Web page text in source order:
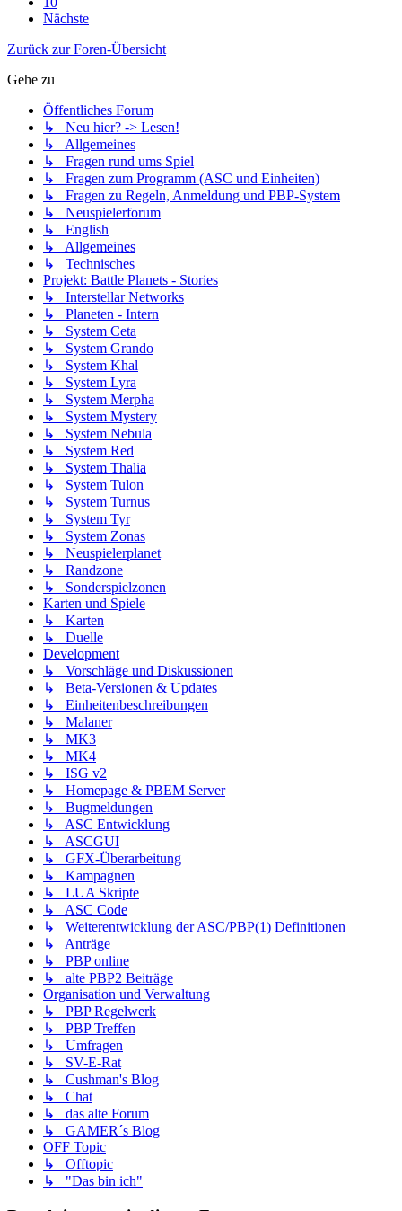
Nächste
Zurück zur Foren-Übersicht
Gehe zu
Öffentliches Forum
↳ Neu hier? -> Lesen!
↳ Allgemeines
↳ Fragen rund ums Spiel
↳ Fragen zum Programm (ASC und Einheiten)
↳ Fragen zu Regeln, Anmeldung und PBP-System
↳ Neuspielerforum
↳ English
↳ Allgemeines
↳ Technisches
Projekt: Battle Planets - Stories
↳ Interstellar Networks
↳ Planeten - Intern
↳ System Ceta
↳ System Grando
↳ System Khal
↳ System Lyra
↳ System Merpha
↳ System Mystery
↳ System Nebula
↳ System Red
↳ System Thalia
↳ System Tulon
↳ System Turnus
↳ System Tyr
↳ System Zonas
↳ Neuspielerplanet
↳ Randzone
↳ Sonderspielzonen
Karten und Spiele
↳ Karten
↳ Duelle
Development
↳ Vorschläge und Diskussionen
↳ Beta-Versionen & Updates
↳ Einheitenbeschreibungen
↳ Malaner
↳ MK3
↳ MK4
↳ ISG v2
↳ Homepage & PBEM Server
↳ Bugmeldungen
↳ ASC Entwicklung
↳ ASCGUI
↳ GFX-Überarbeitung
↳ Kampagnen
↳ LUA Skripte
↳ ASC Code
↳ Weiterentwicklung der ASC/PBP(1) Definitionen
↳ Anträge
↳ PBP online
↳ alte PBP2 Beiträge
Organisation und Verwaltung
↳ PBP Regelwerk
↳ PBP Treffen
↳ Umfragen
↳ SV-E-Rat
↳ Cushman's Blog
↳ Chat
↳ das alte Forum
↳ GAMER´s Blog
OFF Topic
↳ Offtopic
↳ "Das bin ich"